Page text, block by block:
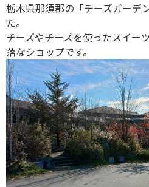
栃木県那須郡の「チーズガーデ
た。
チーズやチーズを使ったスイー
落なショップです。